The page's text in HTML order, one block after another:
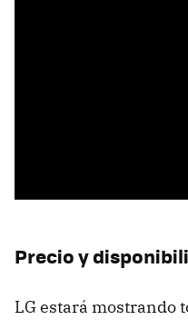
Precio y
LG estará mostrando